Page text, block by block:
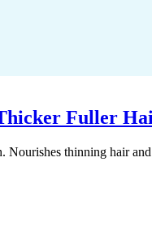
Fuller
thinning hair